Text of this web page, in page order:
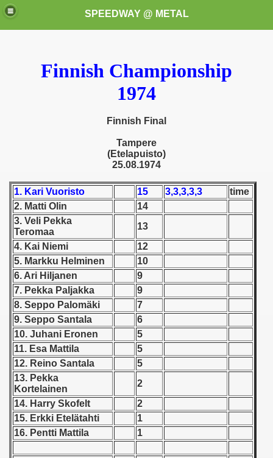
SPEEDWAY @ METAL
Finnish Championship
1974
Finnish Final
Tampere
(Etelapuisto)
25.08.1974
1. Kari Vuoristo 15 3,3,3,3,3
time
2. Matti Olin
14
3. Veli Pekka
Teromaa
13
4. Kai Niemi
12
5. Markku Helminen
10
6. Ari Hiljanen
9
7. Pekka Paljakka
9
8. Seppo Palomäki
7
9. Seppo Santala
6
10. Juhani Eronen
5
11. Esa Mattila
5
12. Reino Santala
5
13. Pekka
Kortelainen
2
14. Harry Skofelt
2
15. Erkki Etel ätahti
1
16. Pentti Mattila
1
these speedway programms)
(My speedway programmes to exchange or sale)
Świata (World Speedway Championship)
1946